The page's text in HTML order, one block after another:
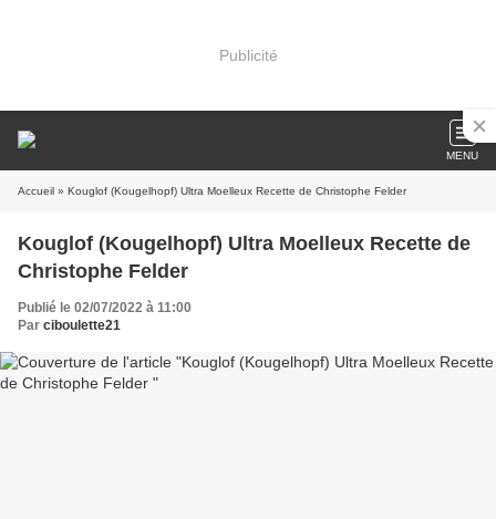
Publicité
MENU
Accueil » Kouglof (Kougelhopf) Ultra Moelleux Recette de Christophe Felder
Kouglof (Kougelhopf) Ultra Moelleux Recette de
Christophe Felder
Publié le 02/07/2022 à 11:00
Par ciboulette21